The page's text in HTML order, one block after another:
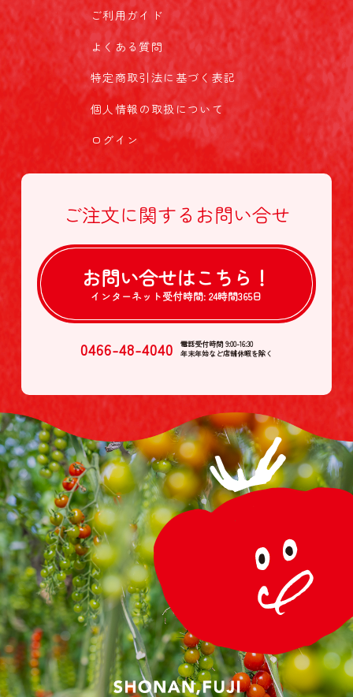
ご利用ガイド
よくある質問
特定商取引法に基づく表記
個人情報の取扱について
ログイン
ご注文に関する お問い合せ
お問い合せはこちら！
インターネット受付時間: 24時間365日
0466-48-4040
電話受付時間 9:00-16:30
年末年始など店舗休暇を除く